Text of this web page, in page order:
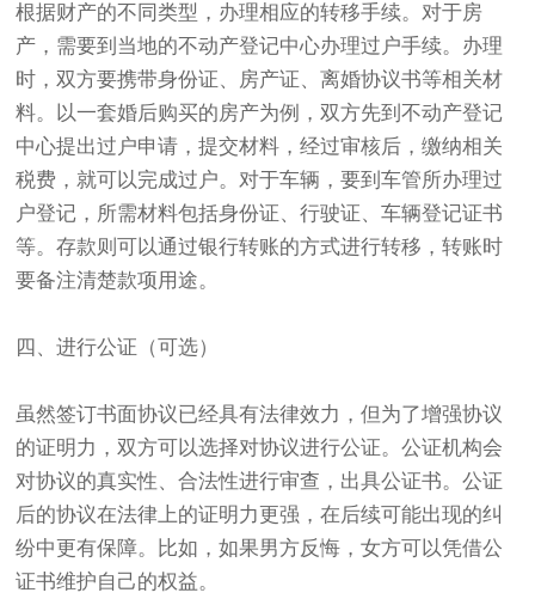
根据财产的不同类型，办理相应的转移手续。对于房
产，需要到当地的不动产登记中心办理过户手续。办理
时，双方要携带身份证、房产证、离婚协议书等相关材
料。以一套婚后购买的房产为例，双方先到不动产登记
中心提出过户申请，提交材料，经过审核后，缴纳相关
税费，就可以完成过户。对于车辆，要到车管所办理过
户登记，所需材料包括身份证、行驶证、车辆登记证书
等。存款则可以通过银行转账的方式进行转移，转账时
要备注清楚款项用途。
四、进行公证（可选）
虽然签订书面协议已经具有法律效力，但为了增强协议
的证明力，双方可以选择对协议进行公证。公证机构会
对协议的真实性、合法性进行审查，出具公证书。公证
后的协议在法律上的证明力更强，在后续可能出现的纠
纷中更有保障。比如，如果男方反悔，女方可以凭借公
证书维护自己的权益。